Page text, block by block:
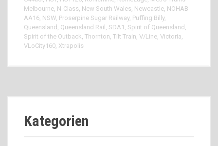
Melbourne, N-Class, New South Wales, Newcastle, NOHAB
AA16, NSW, Proserpine Sugar Railway, Puffing Billy,
Queensland , Queensland Rail , SDA1 , Spirit of Queensland ,
Spirit of the Outback, Thornton, Tilt Train, V/Line, Victoria,
VLoCity160, Xtrapolis
Kategorien